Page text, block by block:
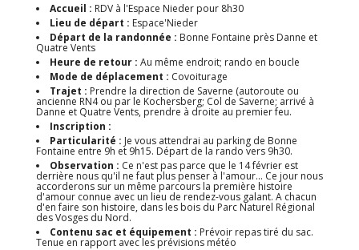
Accueil : RDV à l'Espace Nieder pour 8h30
Lieu de départ : Espace'Nieder
Départ de la randonnée : Bonne Fontaine près Danne et
Quatre Vents
Heure de retour : Au même endroit; rando en boucle
Mode de déplacement : Covoiturage
Trajet : Prendre la direction de Saverne (autoroute ou
ancienne RN4 ou par le Kochersberg; Col de Saverne; arrivé à
Danne et Quatre Vents, prendre à droite au premier feu.
Inscription :
Particularité : Je vous attendrai au parking de Bonne
Fontaine entre 9h et 9h15. Départ de la rando vers 9h30.
Observation : Ce n'est pas parce que le 14 février est
derrière nous qu'il ne faut plus penser à l'amour... Ce jour nous
accorderons sur un même parcours la première histoire
d'amour connue avec un lieu de rendez-vous galant. A chacun
d'en faire son histoire, dans les bois du Parc Naturel Régional
des Vosges du Nord.
Contenu sac et équipement : Prévoir repas tiré du sac.
Tenue en rapport avec les prévisions météo